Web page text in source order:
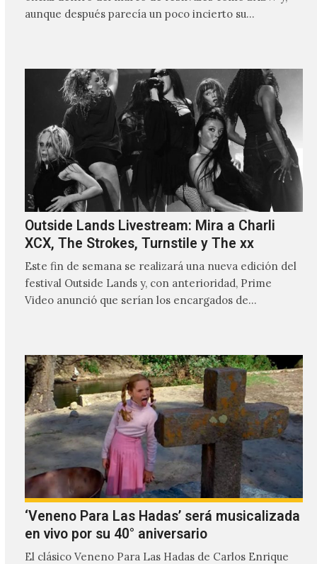
aunque después parecía un poco incierto su…
Outside Lands Livestream: Mira a Charli
XCX, The Strokes, Turnstile y The xx
Este fin de semana se realizará una nueva edición del
festival Outside Lands y, con anterioridad, Prime
Video anunció que serían los encargados de
‘Veneno Para Las Hadas’ será musicalizada
en vivo por su 40° aniversario
El clásico Veneno Para Las Hadas de Carlos Enrique